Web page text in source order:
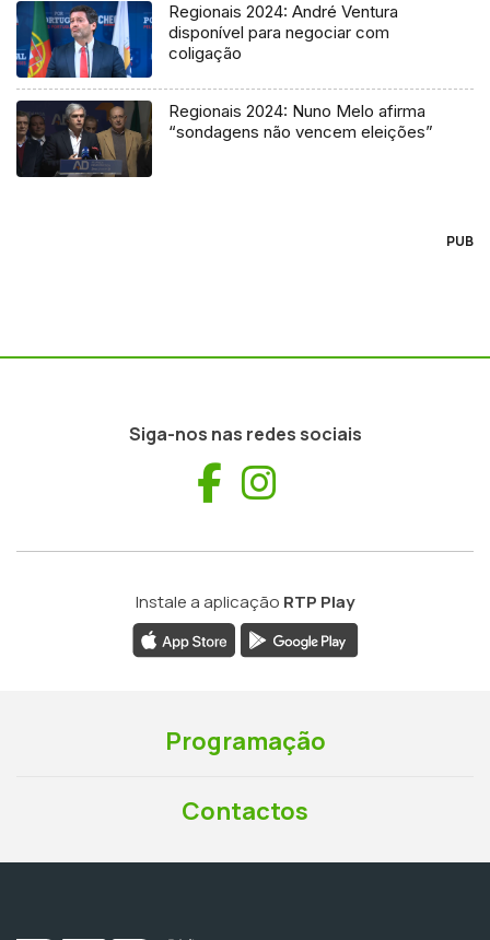
Regionais 2024: André Ventura
disponível para negociar com
coligação
Regionais 2024: Nuno Melo afirma
“sondagens não vencem eleições”
PUB
Siga-nos nas redes sociais
Facebook
Instale a aplicação RTP Play
Programação
Contactos